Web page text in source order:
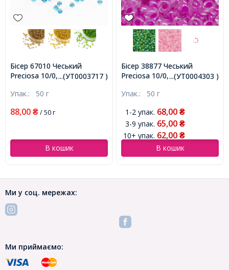
...(УТ0003717 )
Бісер 67010 Чеський
Preciosa 10/0, Прозорий зі
Круглий, (УТ0003717)
Упак.: 50 г
88,00 ₴/ 50 г
В кошик
...(УТ0004303 )
Бісер 38877 Чеський
Preciosa 10/0, Прозорий
Круглий, (УТ0004303)
Упак.: 50 г
1-2 упак. 68,00 ₴
3-9 упак. 65,00 ₴
10+ упак. 62,00 ₴
В кошик
Ми у соц. мережах:
Ми приймаємо: